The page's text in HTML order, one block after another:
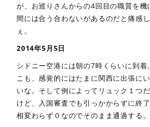
が、お巡りさんからの4回目の職質を機
間には合う合わないがあるのだと痛感
ぇ。
2014年5月5日
シドニー空港には朝の7時くらいに到着
こも、感覚的にはたまに関西に出張に
いな。そして例によってリュック１つ
けど、入国審査でも引っかからずに終
相変わらず０なのでそのまま通過する。